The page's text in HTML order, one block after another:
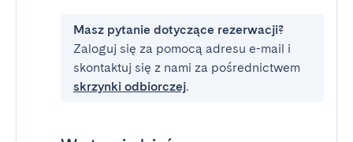
Masz pytanie dotyczące rezerwacji?
Zaloguj się za pomocą adresu e-mail i
skontaktuj się z nami za pośrednictwem
skrzynki odbiorczej.